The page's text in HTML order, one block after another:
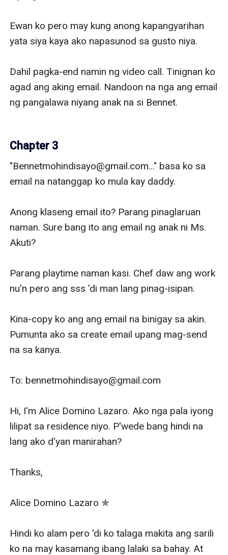
Ewan ko pero may kung anong kapangyarihan
yata siya kaya ako napasunod sa gusto niya.
Dahil pagka-end namin ng video call. Tinignan ko
agad ang aking email. Nandoon na nga ang email
ng pangalawa niyang anak na si Bennet.
Chapter 3
"Bennetmohindisayo@gmail.com..." basa ko sa
email na natanggap ko mula kay daddy.
Anong klaseng email ito? Parang pinaglaruan
naman. Sure bang ito ang email ng anak ni Ms.
Akuti?
Parang playtime naman kasi. Chef daw ang work
nu'n pero ang sss 'di man lang pinag-isipan.
Kina-copy ko ang ang email na binigay sa akin.
Pumunta ako sa create email upang mag-send
na sa kanya.
To: bennetmohindisayo@gmail.com
Hi, I'm Alice Domino Lazaro. Ako nga pala iyong
lilipat sa residence niyo. P'wede bang hindi na
lang ako d'yan manirahan?
Thanks,
Alice Domino Lazaro ✯
Hindi ko alam pero 'di ko talaga makita ang sarili
ko na may kasamang ibang lalaki sa bahay. At